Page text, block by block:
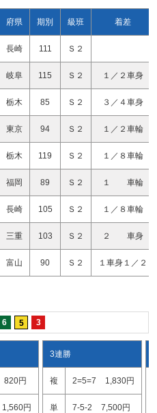
府県 期別 級班 着差
長崎 111 Ｓ２
岐阜 115 Ｓ２ １／２車身
栃木 85 Ｓ２ ３／４車身
東京 94 Ｓ２ １／２車輪
栃木 119 Ｓ２ １／８車輪
福岡 89 Ｓ２ １ 車輪
長崎 105 Ｓ２ １／８車輪
三重 103 Ｓ２ ２ 車身
富山 90 Ｓ２ １車身１／２
6 5 3
820円
1,560円
3連勝
複 2=5=7 1,830円
単 7-5-2 7,500円